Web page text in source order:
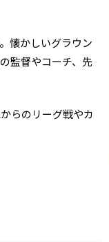
懐かしいグラウン
監督やコーチ、先
らのリーグ戦やカ